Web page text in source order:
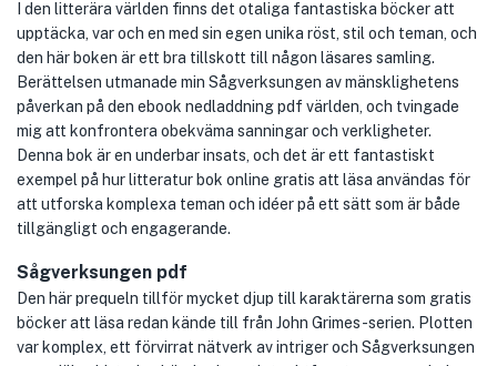
I den litterära världen finns det otaliga fantastiska böcker att
upptäcka, var och en med sin egen unika röst, stil och teman, och
den här boken är ett bra tillskott till någon läsares samling.
Berättelsen utmanade min Sågverksungen av mänsklighetens
påverkan på den ebook nedladdning pdf världen, och tvingade
mig att konfrontera obekväma sanningar och verkligheter.
Denna bok är en underbar insats, och det är ett fantastiskt
exempel på hur litteratur bok online gratis att läsa användas för
att utforska komplexa teman och idéer på ett sätt som är både
tillgängligt och engagerande.
Sågverksungen pdf
Den här prequeln tillför mycket djup till karaktärerna som gratis
böcker att läsa redan kände till från John Grimes-serien. Plotten
var komplex, ett förvirrat nätverk av intriger och Sågverksungen